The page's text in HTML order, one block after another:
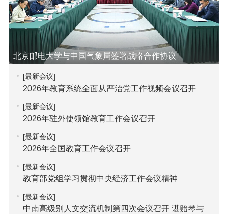
北京邮电大学与中国气象局签署战略合作协议
[最新会议]
2026年教育系统全面从严治党工作视频会议召开
[最新会议]
2026年驻外使领馆教育工作会议召开
[最新会议]
2026年全国教育工作会议召开
[最新会议]
教育部党组学习贯彻中央经济工作会议精神
[最新会议]
中南高级别人文交流机制第四次会议召开 谌贻琴与